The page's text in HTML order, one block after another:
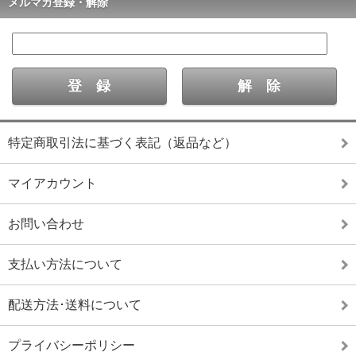
特定商取引法に基づく表記（返品など）
マイアカウント
お問い合わせ
支払い方法について
配送方法･送料について
プライバシーポリシー